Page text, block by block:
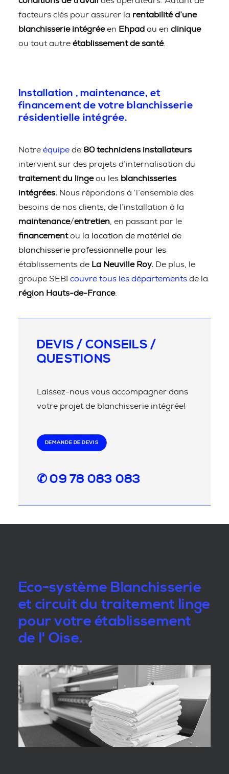
facteurs clés pour assurer la rentabilité d’une
blanchisserie intégréeen Ehpad ou en clinique
ou tout autre établissement de santé.
Installation , maintenance, et
financement de votre blanchisserie
résidentielle intégrée.
Notre équipe de 80 techniciens installateurs
intervient sur des projets d’internalisation du
traitement du lingeou les blanchisseries
intégrées. Nous répondons à ‘l’ensemble des
besoins de nos clients, de l’installation à la
maintenance/entretien , en passant par le
financementou la location de matériel de
blanchisserie professionnelle pour les
établissements de La Neuville Roy. De plus, le
groupe SEBI couvre tous les départements de la
région Hauts-de-France.
DEVIS / CONSEILS /
QUESTIONS
Laissez-nous vous accompagner dans
votre projet de blanchisserie intégrée!
DEMANDE DE DEVIS
✆ 09 78 083 083
Eco-système Blanchisserie
et circuit du traitement linge
pour votre établissement
de l' Oise.